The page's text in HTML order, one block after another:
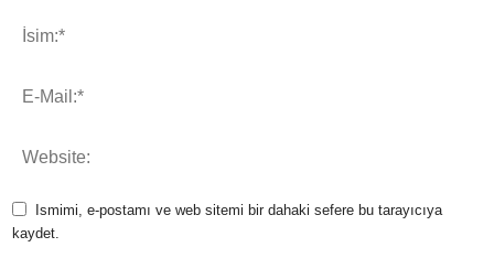
Ismimi, e-postamı ve web sitemi bir dahaki sefere bu tarayıcıya
kaydet.